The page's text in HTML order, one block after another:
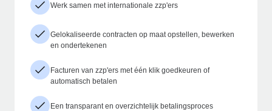
Werk samen met internationale zzp'ers
Gelokaliseerde contracten op maat opstellen, bewerken
en ondertekenen
Facturen van zzp'ers met één klik goedkeuren of
automatisch betalen
Een transparant en overzichtelijk betalingsproces